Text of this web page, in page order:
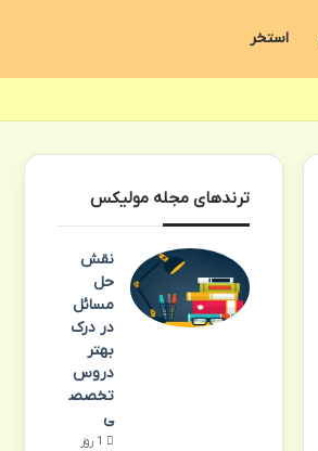
استخر
ترندهای مجله مولیکس
نقش
حل
مسائل
در درک
بهتر
دروس
تخصص
ی
1 روز